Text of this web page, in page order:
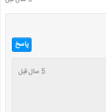
پاسخ
5 سال قبل